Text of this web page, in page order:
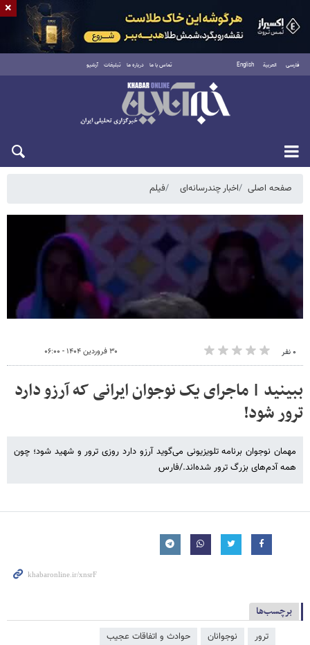
فارسی العربية English تماس با ما درباره ما تبلیغات آرشیو
شنبه ۱۷ مرداد ۱۴۰۵
صفحه اصلی اخبار چندرسانه‌ای فیلم
۰ نفر ۳۰ فروردین ۱۴۰۴ - ۰۶:۰۰
ببینید | ماجرای یک نوجوان ایرانی که آرزو دارد
ترور شود!
مهمان نوجوان برنامه تلویزیونی می‌گوید آرزو دارد روزی ترور و شهید شود؛ چون
همه آدم‌های بزرگ ترور شده‌اند./فارس
برچسب‌ها
ترور نوجوانان حوادث و اتفاقات عجیب
×